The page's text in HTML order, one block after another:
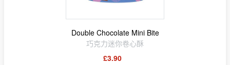
Double Chocolate Mini Bite
巧克力迷你卷心酥
£3.90